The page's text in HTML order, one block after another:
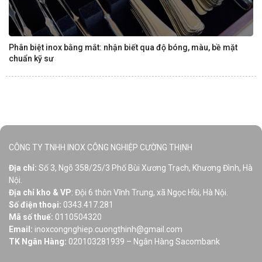
Phân biệt inox bằng mắt: nhận biết qua độ bóng, màu, bề mặt
chuẩn kỹ sư
CÔNG TY TNHH INOX CÔNG NGHIỆP CƯỜNG THỊNH
Địa chỉ: Số 3, Ngõ 358/25/3 Phố Bùi Xương Trạch, Khương Đình, Hà
Nội.
Địa chỉ kho & VP: Đội 6 thôn Vĩnh Trung, xã Ngọc Hồi, Hà Nội.
Số điện thoại: 0343.417.281
Mã số thuế: 0110504320
Email: inoxcongnghiep.cuongthinh@gmail.com
TK Ngân Hàng: 020103281939 – Ngân Hàng Sacombank